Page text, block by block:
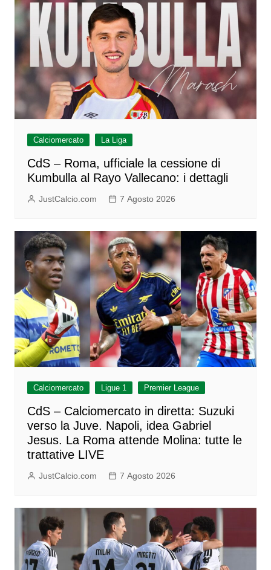
Calciomercato La Liga
CdS – Roma, ufficiale la cessione di
Kumbulla al Rayo Vallecano: i dettagli
JustCalcio.com 7 Agosto 2026
Calciomercato Ligue 1 Premier League
CdS – Calciomercato in diretta: Suzuki
verso la Juve. Napoli, idea Gabriel
Jesus. La Roma attende Molina: tutte le
trattative LIVE
JustCalcio.com 7 Agosto 2026